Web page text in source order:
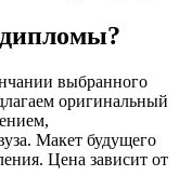
выбранного
оригинальный
Макет будущего
Цена зависит от